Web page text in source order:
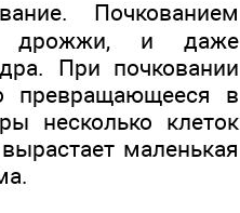
Почкованием
дрожжи, и даже
При почковании
превращающееся в
несколько клеток
маленькая